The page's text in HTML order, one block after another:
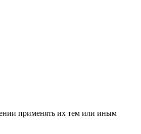
применять их тем или иным